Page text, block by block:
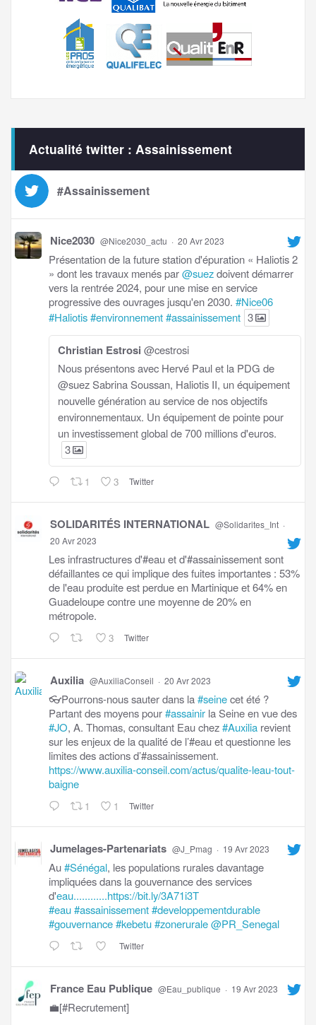
Actualité twitter : Assainissement
#Assainissement
Nice2030 @Nice2030_actu · 20 Avr 2023
Présentation de la future station d'épuration « Haliotis 2
» dont les travaux menés par@suezdoivent démarrer
vers la rentrée 2024, pour une mise en service
progressive des ouvrages jusqu'en 2030. #Nice06
#Haliotis#environnement#assainissement 3
Christian Estrosi @cestrosi
Nous présentons avec Hervé Paul et la PDG de
@suez Sabrina Soussan, Haliotis II, un équipement
nouvelle génération au service de nos objectifs
environnementaux. Un équipement de pointe pour
un investissement global de 700 millions d'euros.
3
1 3 Twitter
SOLIDARITÉS INTERNATIONAL @Solidarites_Int ·
20 Avr 2023
Les infrastructures d'#eau et d'#assainissement sont
défaillantes ce qui implique des fuites importantes : 53%
de l'eau produite est perdue en Martinique et 64% en
Guadeloupe contre une moyenne de 20% en
métropole.
3 Twitter
Auxilia @AuxiliaConseil · 20 Avr 2023
👓Pourrons-nous sauter dans la#seinecet été ?
Partant des moyens pour#assainir la Seine en vue des
#JO, A. Thomas, consultant Eau chez#Auxilia revient
sur les enjeux de la qualité de l’#eau et questionne les
limites des actions d’#assainissement.
https://www.auxilia-conseil.com/actus/qualite-leau-tout-
baigne
1 1 Twitter
Jumelages-Partenariats @J_Pmag · 19 Avr 2023
Au#Sénégal, les populations rurales davantage
impliquées dans la gouvernance des services
d'eau............https://bit.ly/3A71i3T
#eau#assainissement#developpementdurable
#gouvernance#kebetu#zonerurale@PR_Senegal
Twitter
France Eau Publique @Eau_publique · 19 Avr 2023
💼[#Recrutement]